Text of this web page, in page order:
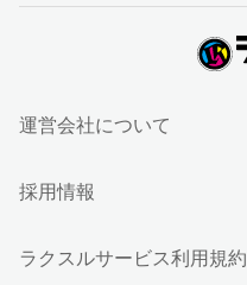
運営会社について
採用情報
ラクスルサービス利用規約